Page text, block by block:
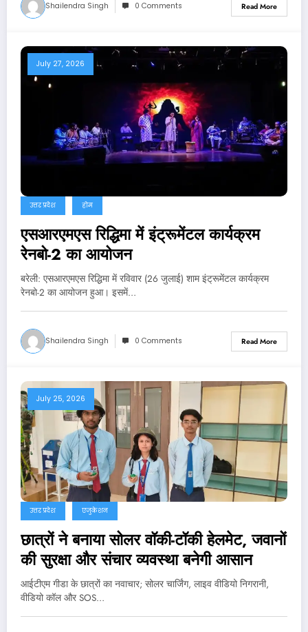
Shailendra Singh 0 Comments Read More
July 27, 2026
उत्तर प्रदेश होम
एसआरएमएस रिद्धिमा में इंट्रूमेंटल कार्यक्रम
रेनबो-2 का आयोजन
बरेली: एसआरएमएस रिद्धिमा में रविवार (26 जुलाई) शाम इंट्रूमेंटल कार्यक्रम
रेनबो-2 का आयोजन हुआ। इसमें…
Shailendra Singh 0 Comments Read More
July 25, 2026
उत्तर प्रदेश एजुकेशन
छात्रों ने बनाया सोलर वॉकी-टॉकी हेलमेट, जवानों
की सुरक्षा और संचार व्यवस्था बनेगी आसान
आईटीएम गीडा के छात्रों का नवाचार; सोलर चार्जिंग, लाइव वीडियो निगरानी,
वीडियो कॉल और SOS…